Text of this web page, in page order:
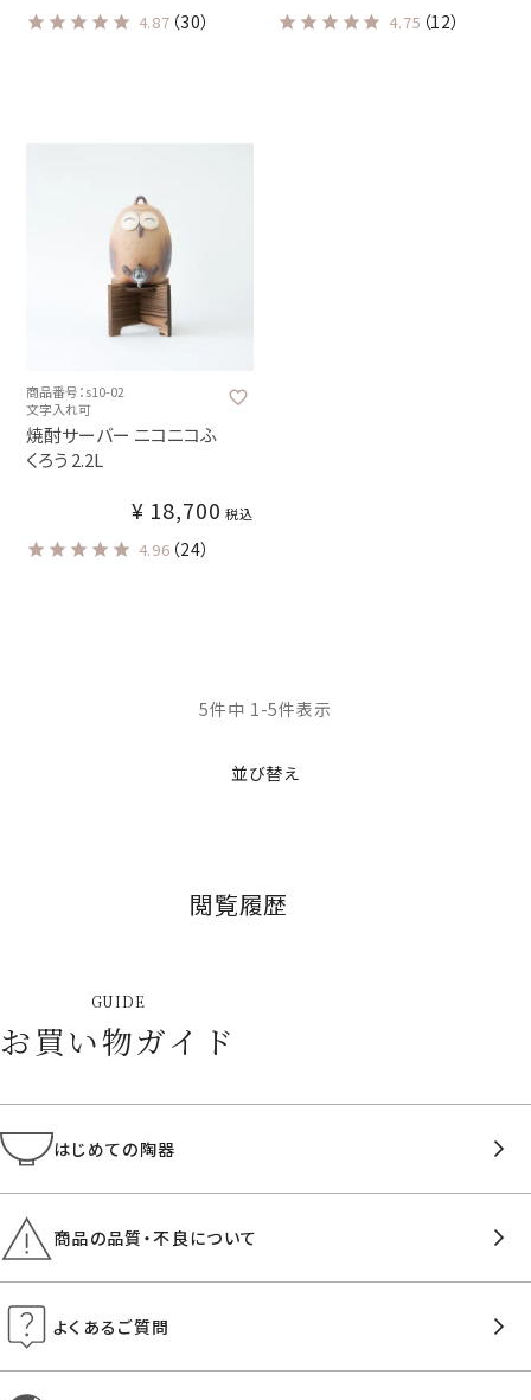
4.87 （30） 4.75 （12）
商品番号：s10-02
文字入れ可
焼酎サーバー ニコニコふ
くろう 2.2L
¥ 18,700 税込
4.96 （24）
並び替え
5件中 1 -5件表示
閲覧履歴
GUIDE
お買い物ガイド
はじめての陶器
商品の品質・不良について
よくあるご質問